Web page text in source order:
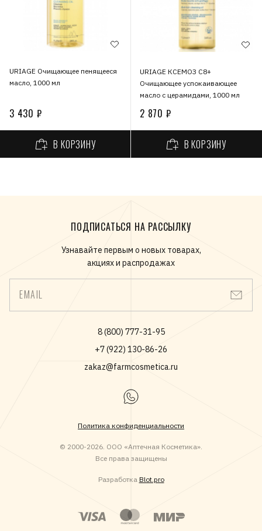
URIAGE Очищающее пенящееся
масло, 1000 мл
3 430 ₽
В КОРЗИНУ
URIAGE КСЕМОЗ С8+
Очищающее успокаивающее
масло с церамидами, 1000 мл
2 870 ₽
В КОРЗИНУ
ПОДПИСАТЬСЯ НА РАССЫЛКУ
Узнавайте первым о новых товарах,
акциях и распродажах
EMAIL
8 (800) 777-31-95
+7 (922) 130-86-26
zakaz@farmcosmetica.ru
Политика конфиденциальности
© 2000-2026. ООО «Аптечная Косметика».
Все права защищены
Разработка Blot.pro